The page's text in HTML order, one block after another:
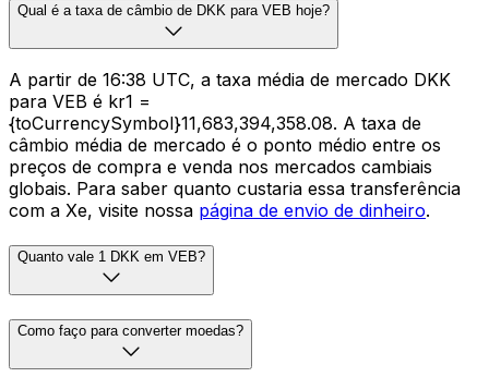
Qual é a taxa de câmbio de DKK para VEB hoje?
A partir de 16:38 UTC, a taxa média de mercado DKK
para VEB é kr1 =
{toCurrencySymbol}11,683,394,358.08. A taxa de
câmbio média de mercado é o ponto médio entre os
preços de compra e venda nos mercados cambiais
globais. Para saber quanto custaria essa transferência
com a Xe, visite nossa página de envio de dinheiro.
Quanto vale 1 DKK em VEB?
Como faço para converter moedas?